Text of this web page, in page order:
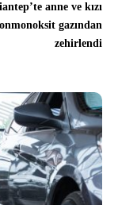
anne ve kızı
gazından
zehirlendi